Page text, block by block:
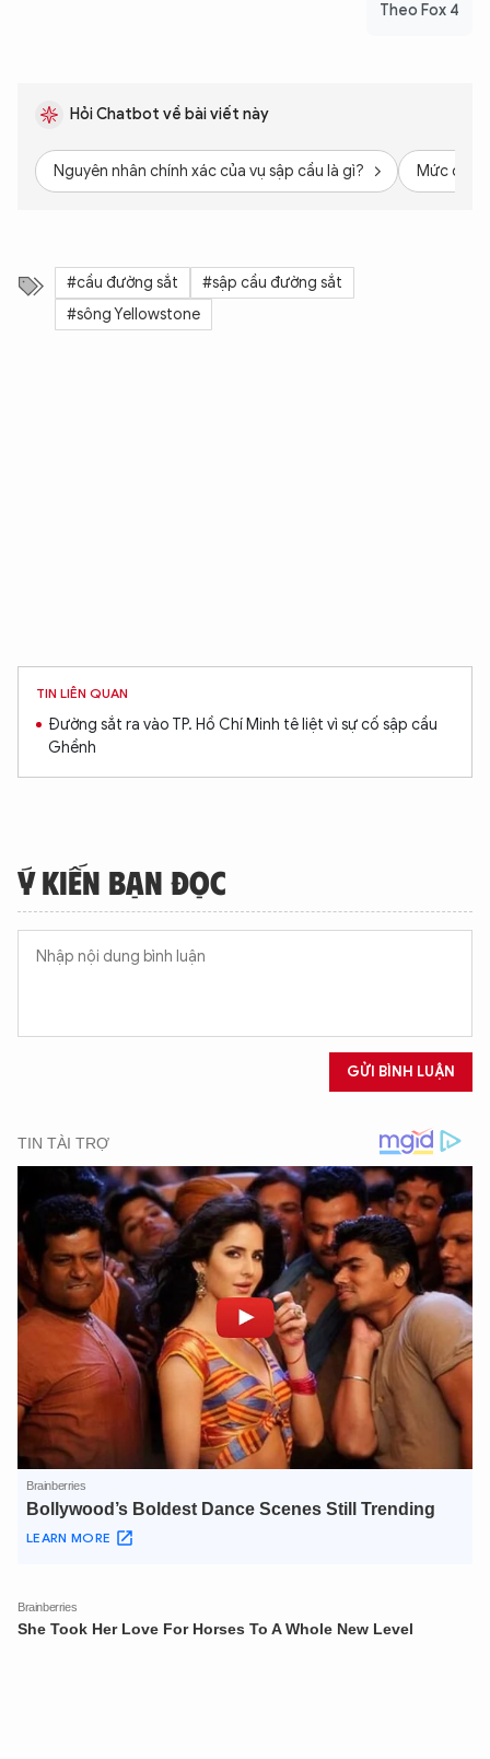
Theo Fox 4
Hỏi Chatbot về bài viết này
Nguyên nhân chính xác của vụ sập cầu là gì? Mức độ
#cầu đường sắt
#sập cầu đường sắt
#sông Yellowstone
TIN LIÊN QUAN
Đường sắt ra vào TP. Hồ Chí Minh tê liệt vì sự cố sập cầu
Ghềnh
Ý KIẾN BẠN ĐỌC
GỬI BÌNH LUẬN